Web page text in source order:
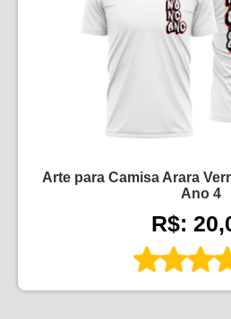
Arte para Camisa Arara
Ano 4
R$: